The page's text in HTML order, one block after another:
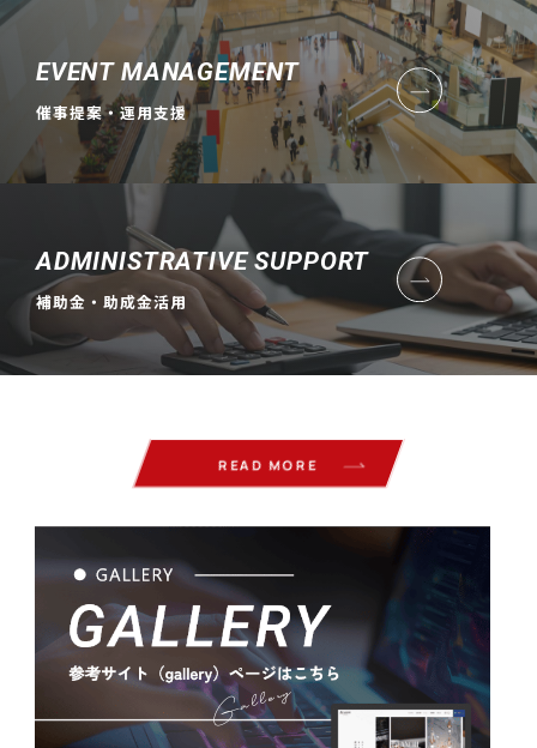
EVENT MANAGEMENT
催事提案・運用支援
ADMINISTRATIVE SUPPORT
補助金・助成金活用
READ MORE
Gallery